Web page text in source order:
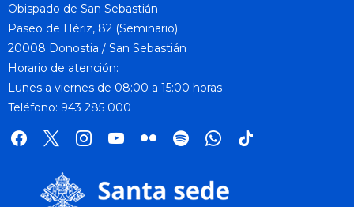
Obispado de San Sebastián
Paseo de Hériz, 82 (Seminario)
20008 Donostia / San Sebastián
Horario de atención:
Lunes a viernes de 08:00 a 15:00 horas
Teléfono: 943 285 000
facebook
x instagramyoutube
flickr spotifywhatsapp
tik